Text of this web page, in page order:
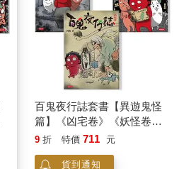
百鬼夜行誌套書【異遊鬼怪
篇】《凶宅卷》《妖怪卷》
《校靈卷》(共三冊)
9 折 特價 711 元
貨到通知